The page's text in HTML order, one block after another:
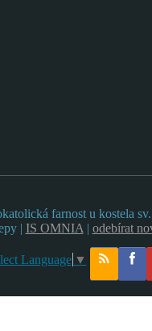
farnost u kostela
| IS OMNIA | odebírat
Language ▼